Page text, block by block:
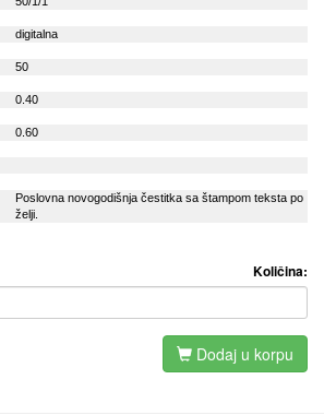
digitalna
50
0.40
0.60
Poslovna novogodišnja čestitka sa štampom teksta po
želji.
Količina:
Dodaj u korpu